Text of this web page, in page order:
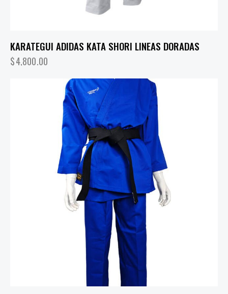
KARATEGUI ADIDAS KATA SHORI LINEAS DORADAS
$4,800.00